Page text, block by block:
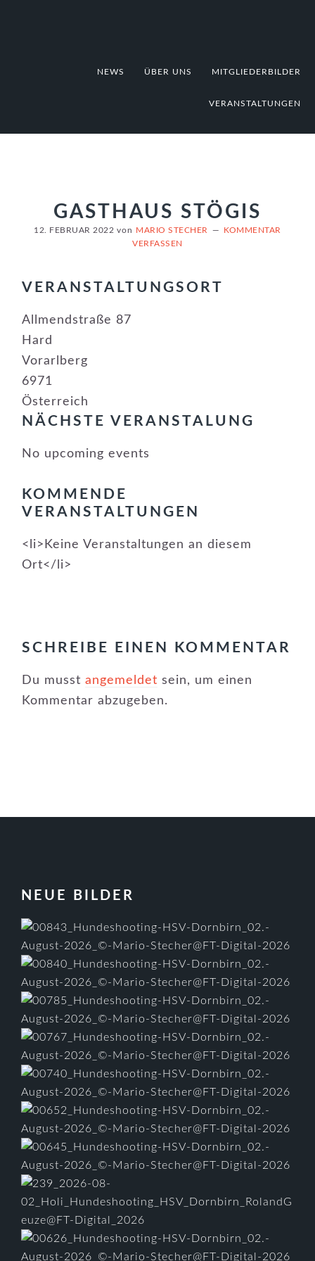
NEWS ÜBER UNS MITGLIEDERBILDER
VERANSTALTUNGEN
GASTHAUS STÖGIS
12. FEBRUAR 2022 von MARIO STECHER
KOMMENTAR
VERFASSEN
VERANSTALTUNGSORT
Allmendstraße 87
Hard
Vorarlberg
6971
Österreich
NÄCHSTE VERANSTALUNG
No upcoming events
KOMMENDE
VERANSTALTUNGEN
<li>Keine Veranstaltungen an diesem
Ort</li>
SCHREIBE EINEN KOMMENTAR
Du musstangemeldet sein, um einen
Kommentar abzugeben.
FOOTER
NEUE BILDER